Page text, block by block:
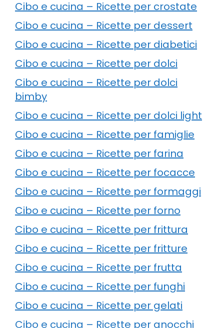
Cibo e cucina – Ricette per crostate
Cibo e cucina – Ricette per dessert
Cibo e cucina – Ricette per diabetici
Cibo e cucina – Ricette per dolci
Cibo e cucina – Ricette per dolci
bimby
Cibo e cucina – Ricette per dolci light
Cibo e cucina – Ricette per famiglie
Cibo e cucina – Ricette per farina
Cibo e cucina – Ricette per focacce
Cibo e cucina – Ricette per formaggi
Cibo e cucina – Ricette per forno
Cibo e cucina – Ricette per frittura
Cibo e cucina – Ricette per fritture
Cibo e cucina – Ricette per frutta
Cibo e cucina – Ricette per funghi
Cibo e cucina – Ricette per gelati
Cibo e cucina – Ricette per gnocchi